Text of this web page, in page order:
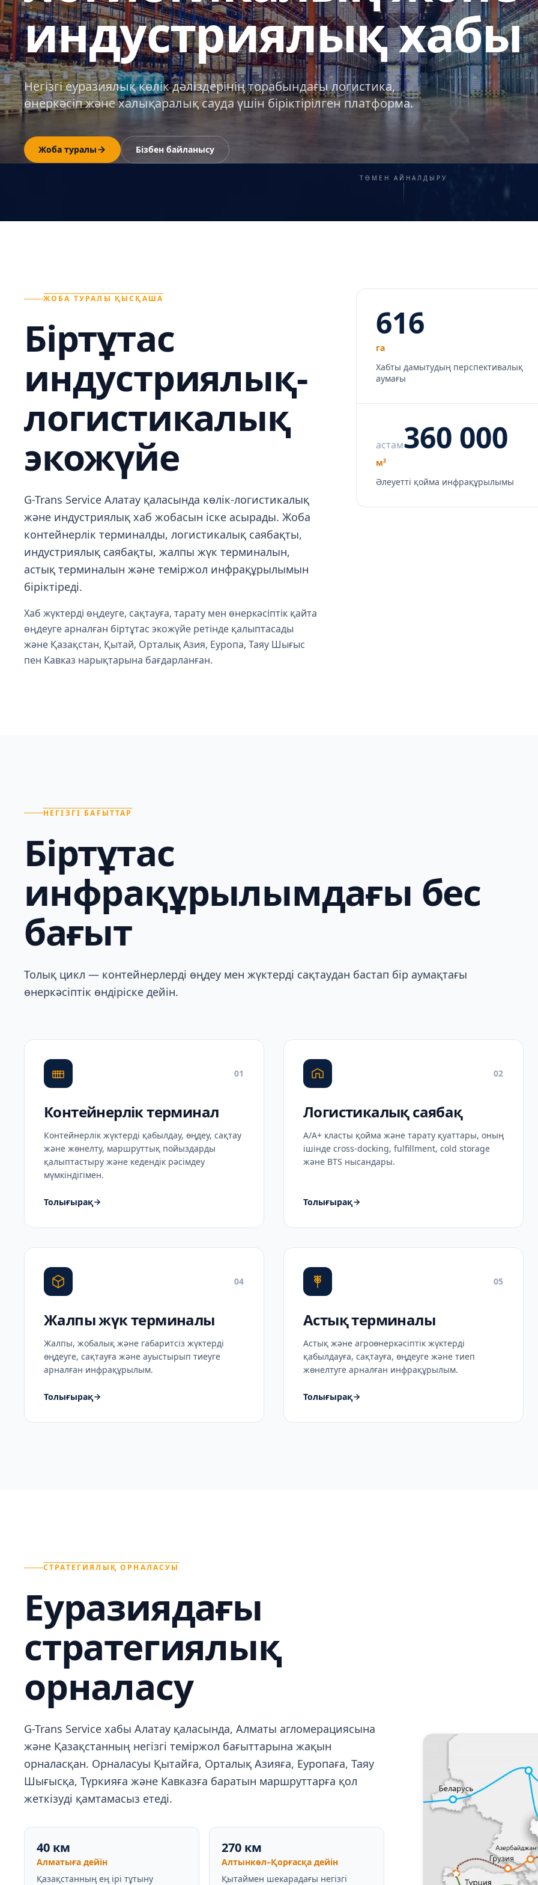
индустриялық хабы
Негізгі еуразиялық көлік дәліздерінің торабындағы логистика,
өнеркәсіп және халықаралық сауда үшін біріктірілген платформа.
Жоба туралы Бізбен байланысу
ТӨМЕН АЙНАЛДЫРУ
ЖОБА ТУРАЛЫ ҚЫСҚАША
Біртұтас
индустриялық-
логистикалық
экожүйе
G-Trans Service Алатау қаласында көлік-логистикалық
және индустриялық хаб жобасын іске асырады. Жоба
контейнерлік терминалды, логистикалық саябақты,
индустриялық саябақты, жалпы жүк терминалын,
астық терминалын және теміржол инфрақұрылымын
біріктіреді.
Хаб жүктерді өңдеуге, сақтауға, тарату мен өнеркәсіптік қайта
өңдеуге арналған біртұтас экожүйе ретінде қалыптасады
және Қазақстан, Қытай, Орталық Азия, Еуропа, Таяу Шығыс
пен Кавказ нарықтарына бағдарланған.
616
га
Хабты дамытудың перспективалық
аумағы
астам360 000
м²
Әлеуетті қойма инфрақұрылымы
НЕГІЗГІ БАҒЫТТАР
Біртұтас
инфрақұрылымдағы бес
бағыт
Толық цикл — контейнерлерді өңдеу мен жүктерді сақтаудан бастап бір аумақтағы
өнеркәсіптік өндіріске дейін.
01
Контейнерлік терминал
Контейнерлік жүктерді қабылдау, өңдеу, сақтау
және жөнелту, маршруттық пойыздарды
қалыптастыру және кедендік рәсімдеу
мүмкіндігімен.
Толығырақ
02
Логистикалық саябақ
A/A+ класты қойма және тарату қуаттары, оның
ішінде cross-docking, fulfillment, cold storage
және BTS нысандары.
Толығырақ
04
Жалпы жүк терминалы
Жалпы, жобалық және габаритсіз жүктерді
өңдеуге, сақтауға және ауыстырып тиеуге
арналған инфрақұрылым.
Толығырақ
05
Астық терминалы
Астық және агроөнеркәсіптік жүктерді
қабылдауға, сақтауға, өңдеуге және тиеп
жөнелтуге арналған инфрақұрылым.
Толығырақ
СТРАТЕГИЯЛЫҚ ОРНАЛАСУЫ
Еуразиядағы
стратегиялық
орналасу
G-Trans Service хабы Алатау қаласында, Алматы агломерациясына
және Қазақстанның негізгі теміржол бағыттарына жақын
орналасқан. Орналасуы Қытайға, Орталық Азияға, Еуропаға, Таяу
Шығысқа, Түркияға және Кавказға баратын маршруттарға қол
жеткізуді қамтамасыз етеді.
40 км
Алматыға дейін
Қазақстанның ең ірі тұтыну
270 км
Алтынкөл–Қорғасқа дейін
Қытаймен шекарадағы негізгі